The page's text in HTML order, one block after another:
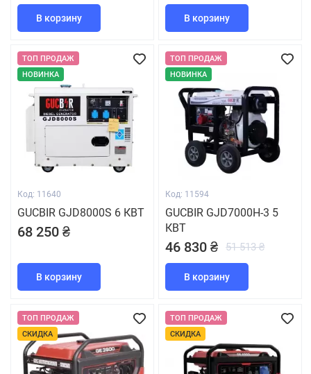
В корзину В корзину
ТОП ПРОДАЖ
НОВИНКА
Код: 11640
GUCBIR GJD8000S 6 КВТ
68 250 ₴
В корзину
ТОП ПРОДАЖ
НОВИНКА
Код: 11594
GUCBIR GJD7000H-3 5
КВТ
46 830 ₴ 51 513 ₴
В корзину
ТОП ПРОДАЖ
СКИДКА
ТОП ПРОДАЖ
СКИДКА